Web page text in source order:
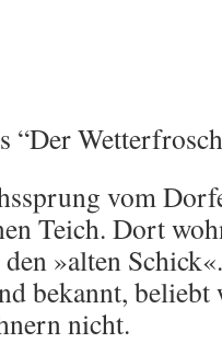
“Der
vom
Teich. Dort
»alten
bekannt,
nicht.